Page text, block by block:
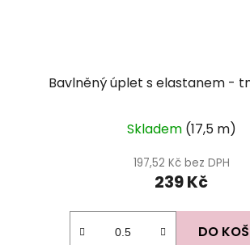
Bavlněný úplet s elastanem -
Skladem (17,5 m)
197,52 Kč bez DPH
239 Kč
DO